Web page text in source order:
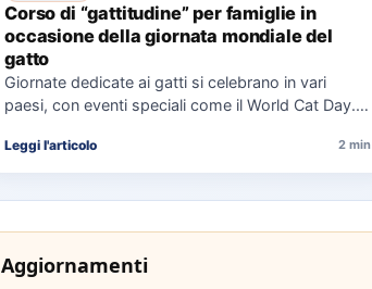
Corso di “gattitudine” per famiglie in
occasione della giornata mondiale del
gatto
Giornate dedicate ai gatti si celebrano in vari
paesi, con eventi speciali come il World Cat Day.
Leggi l'articolo 2 min
Aggiornamenti